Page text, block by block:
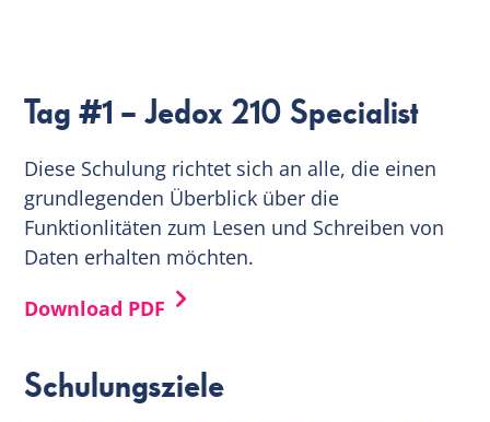
Tag #1 – Jedox 210 Specialist
Diese Schulung richtet sich an alle, die einen
grundlegenden Überblick über die
Funktionlitäten zum Lesen und Schreiben von
Daten erhalten möchten.
Download PDF
Schulungsziele